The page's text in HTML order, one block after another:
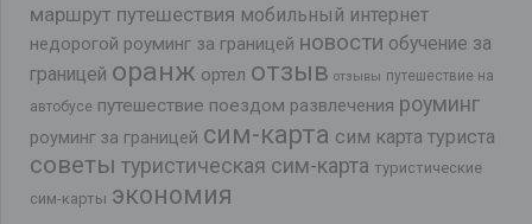
маршрут путешествия мобильный интернет
недорогой роуминг за границей новости обучение за
границей оранж ортел отзыв отзывы путешествие на
автобусе путешествие поездом развлечения роуминг
роуминг за границей сим-карта сим карта туриста
советы туристическая сим-карта туристические
сим-карты экономия